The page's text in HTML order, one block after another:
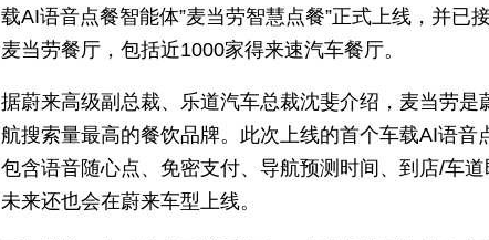
载AI语音点餐智能体”麦当劳智慧点餐”正式上线，并已
麦当劳餐厅，包括近1000家得来速汽车餐厅。
据蔚来高级副总裁、乐道汽车总裁沈斐介绍，麦当劳是
航搜索量最高的餐饮品牌。此次上线的首个车载AI语音
包含语音随心点、免密支付、导航预测时间、到店/车道
未来还也会在蔚来车型上线。